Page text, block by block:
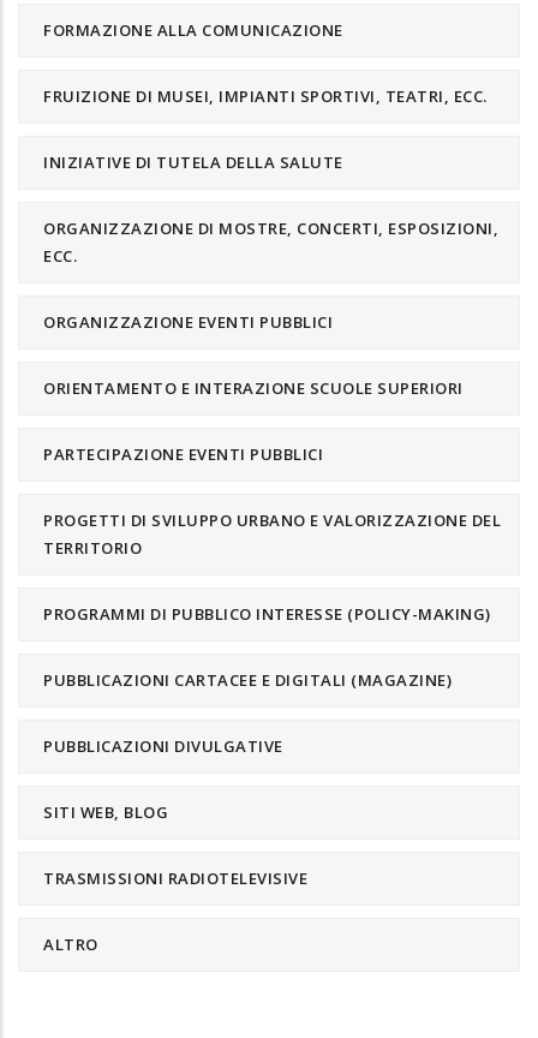
FORMAZIONE ALLA COMUNICAZIONE
FRUIZIONE DI MUSEI, IMPIANTI SPORTIVI, TEATRI, ECC.
INIZIATIVE DI TUTELA DELLA SALUTE
ORGANIZZAZIONE DI MOSTRE, CONCERTI, ESPOSIZIONI,
ECC.
ORGANIZZAZIONE EVENTI PUBBLICI
ORIENTAMENTO E INTERAZIONE SCUOLE SUPERIORI
PARTECIPAZIONE EVENTI PUBBLICI
PROGETTI DI SVILUPPO URBANO E VALORIZZAZIONE DEL
TERRITORIO
PROGRAMMI DI PUBBLICO INTERESSE (POLICY-MAKING)
PUBBLICAZIONI CARTACEE E DIGITALI (MAGAZINE)
PUBBLICAZIONI DIVULGATIVE
SITI WEB, BLOG
TRASMISSIONI RADIOTELEVISIVE
ALTRO